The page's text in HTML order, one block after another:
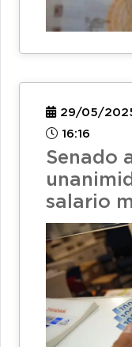
29/05/
16:16
Senado
salario